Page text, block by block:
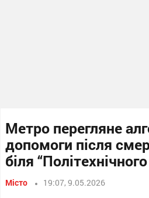
Метро перегляне
допомоги після
біля
Місто 19:07, 9.05.2026